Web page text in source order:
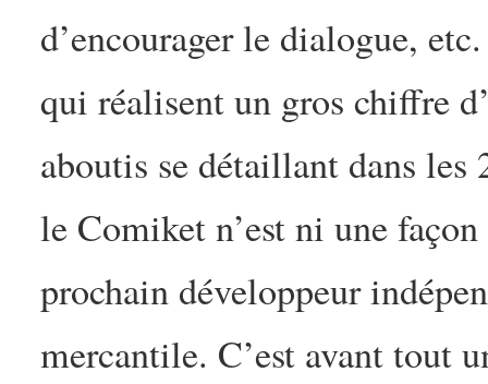
d’encourager le dialogue,
qui réalisent un gros chiffre
aboutis se détaillant dans les
le Comiket n’est ni une
prochain développeur
mercantile. C’est avant tout